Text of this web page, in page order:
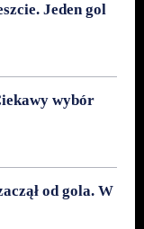
Jeden gol
wybór
od gola. W